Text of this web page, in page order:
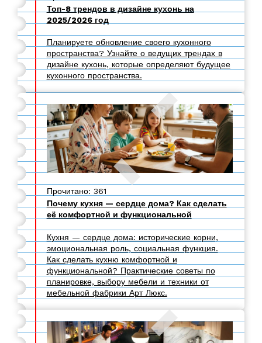
Топ-8 трендов в дизайне кухонь на
2025/2026 год
Планируете обновление своего кухонного
пространства? Узнайте о ведущих трендах в
дизайне кухонь, которые определяют будущее
кухонного пространства.
Прочитано: 361
Почему кухня — сердце дома? Как сделать
её комфортной и функциональной
Кухня — сердце дома: исторические корни,
эмоциональная роль, социальная функция.
Как сделать кухню комфортной и
функциональной? Практические советы по
планировке, выбору мебели и техники от
мебельной фабрики Арт Люкс.